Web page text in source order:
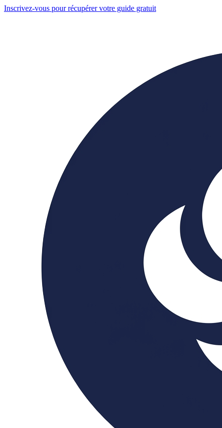
Inscrivez-vous pour récupérer votre guide gratuit